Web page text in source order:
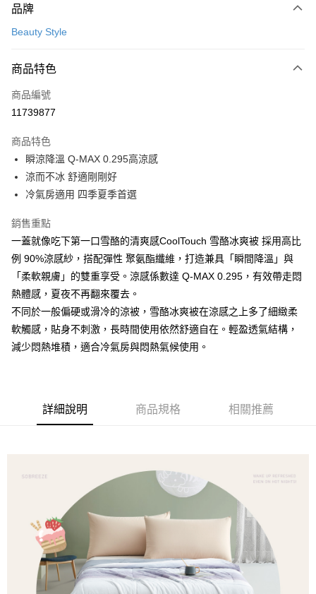
信用卡一次付款
3 期 0 利率 每期
合作金庫商業銀行
上海商業儲蓄銀行
臺灣中小企業銀行
匯豐（台灣）商業銀行
聯邦商業銀行
元大商業銀行
台新國際商業銀行
台灣樂天信用卡公司
超商取貨付款
LINE Pay
Apple Pay
街口支付
悠遊付
Google Pay
全盈+PAY
大哥付你分期
相關說明
【大哥付你分期使用說明】
2.付款方式選擇「大哥付你分期」，訂單成立後會自動跳轉到大哥付的交易
流程，驗證手機門號後，選擇欲分期的期數、繳款截止日，確認付款後即完
法說明評估內容。
【繳款方式說明】
帳／街口支付／iPASS MONEY」等通路繳費。
1.本服務係由「台灣大哥大股份有限公司」（以下簡稱本公司）所提供，讓
用戶於交易時，得透過本服務購買商品或服務，並由商店將買賣／分期付款
買賣價金債權讓與本公司後，依約使用本公司帳單繳交帳款。
2.基於同意付款使用「大哥付你分期」之契約關係目的，商店將以您的個人
資料（包含姓名、電話或地址）提供予台灣大哥大進項蒐集、處理及利用，
由本公司與您本人進行分期帳單所需資料之確認、核對及更正。
3.完整用戶服務條款，請詳閱以下連結： https://oppay.tw/userRule
AFTEE先享後付
相關說明
【關於「AFTEE先享後付」】
２．便利：只要手機號碼，簡訊認證，即可結帳。
３．安心：先確認商品／服務後，再付款。
２．訂單成立數日內，您將收到繳費通知簡訊。
３．收到繳費通知簡訊後14天內，點擊此簡訊中的連結，可透過四大超商／
ATM／網路銀行／等多元方式進行付款，方視為交易完成。
※ 請注意：結帳手續完成當下不需立刻繳費，但若您需要取消訂單，請聯絡
購買商品的店家。未經商家同意取消之訂單仍視為有效，需透過AFTEE先享
後付繳納相關費用。
※ 交易是否成功請以「AFTEE先享後付 」之結帳頁面顯示為準，若有關於
是否繳費成功／繳費後需取消欲退款等相關疑問，請聯繫「AFTEE先享後付
客戶支援中心」https://netprotections.freshdesk.com/support/home
每筆NT$65，滿NT$990(含以上)免運費
萊爾富取貨付款
每筆NT$60，滿NT$990(含以上)免運費
付款後萊爾富取貨
每筆NT$60，滿NT$990(含以上)免運費
品牌
Beauty Style
商品特色
商品編號
11739877
商品特色
瞬涼降溫 Q-MAX 0.295高涼感
涼而不冰 舒適剛剛好
冷氣房適用 四季夏季首選
銷售重點
一蓋就像吃下第一口雪酪的清爽感CoolTouch 雪酪冰爽被 採用高比
例 90%涼感紗，搭配彈性 聚氨酯纖維，打造兼具「瞬間降溫」與
「柔軟親膚」的雙重享受。涼感係數達 Q-MAX 0.295，有效帶走悶
熱體感，夏夜不再翻來覆去。
不同於一般偏硬或滑冷的涼被，雪酪冰爽被在涼感之上多了細緻柔
軟觸感，貼身不刺激，長時間使用依然舒適自在。輕盈透氣結構，
減少悶熱堆積，適合冷氣房與悶熱氣候使用。
詳細說明 商品規格 相關推薦